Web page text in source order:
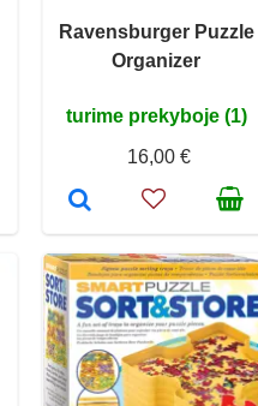
Ravensburger Puzzle
Organizer
turime prekyboje (1)
16,00 €